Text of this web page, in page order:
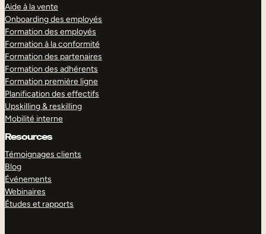
Aide à la vente
Onboarding des employés
Formation des employés
Formation à la conformité
Formation des partenaires
Formation des adhérents
Formation première ligne
Planification des effectifs
Upskilling & reskilling
Mobilité interne
Resources
Témoignages clients
Blog
Événements
Webinaires
Études et rapports